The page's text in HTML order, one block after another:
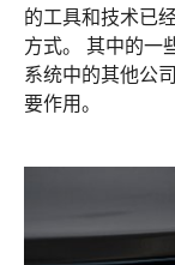
的工具和技术已
方式。 其中的一
系统中的其他公
要作用。